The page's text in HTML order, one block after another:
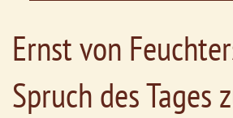
Ernst von
Spruch des Tages